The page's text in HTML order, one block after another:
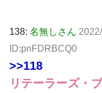
138: 名無しさん
ID:pnFDRBCQ0
>>118
リテーラーズ・